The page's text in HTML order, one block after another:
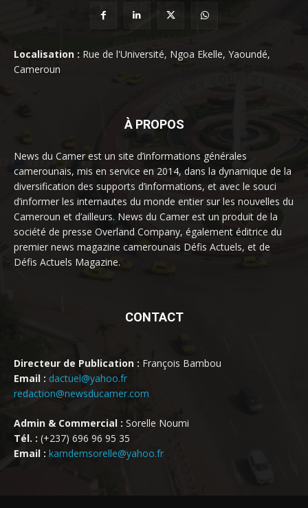
Localisation : Rue de l'Université, Ngoa Ekelle, Yaoundé,
Cameroun
À PROPOS
News du Camer est un site d’informations générales
camerounais, mis en service en 2014, dans la dynamique de la
diversification des supports d’informations, et avec le souci
d’informer les internautes du monde entier sur les nouvelles du
Cameroun et d’ailleurs. News du Camer est un produit de la
société de presse Overland Company, également éditrice du
premier news magazine camerounais Défis Actuels, et de
Défis Actuels Magazine.
CONTACT
Directeur de Publication : François Bambou
Email : dactuel@yahoo.fr
redaction@newsducamer.com
Admin & Commercial : Sorelle Noumi
Tél. : (+237) 696 96 95 35
Email : kamdemsorelle@yahoo.fr